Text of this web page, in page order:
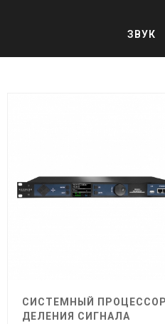
ЗВУК
СИСТЕМНЫЙ ПРОЦЕССОР
ДЕЛЕНИЯ СИГНАЛА